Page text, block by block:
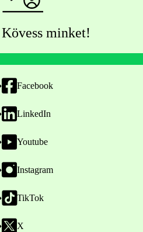
Kövess minket!
Facebook
LinkedIn
Youtube
Instagram
TikTok
X